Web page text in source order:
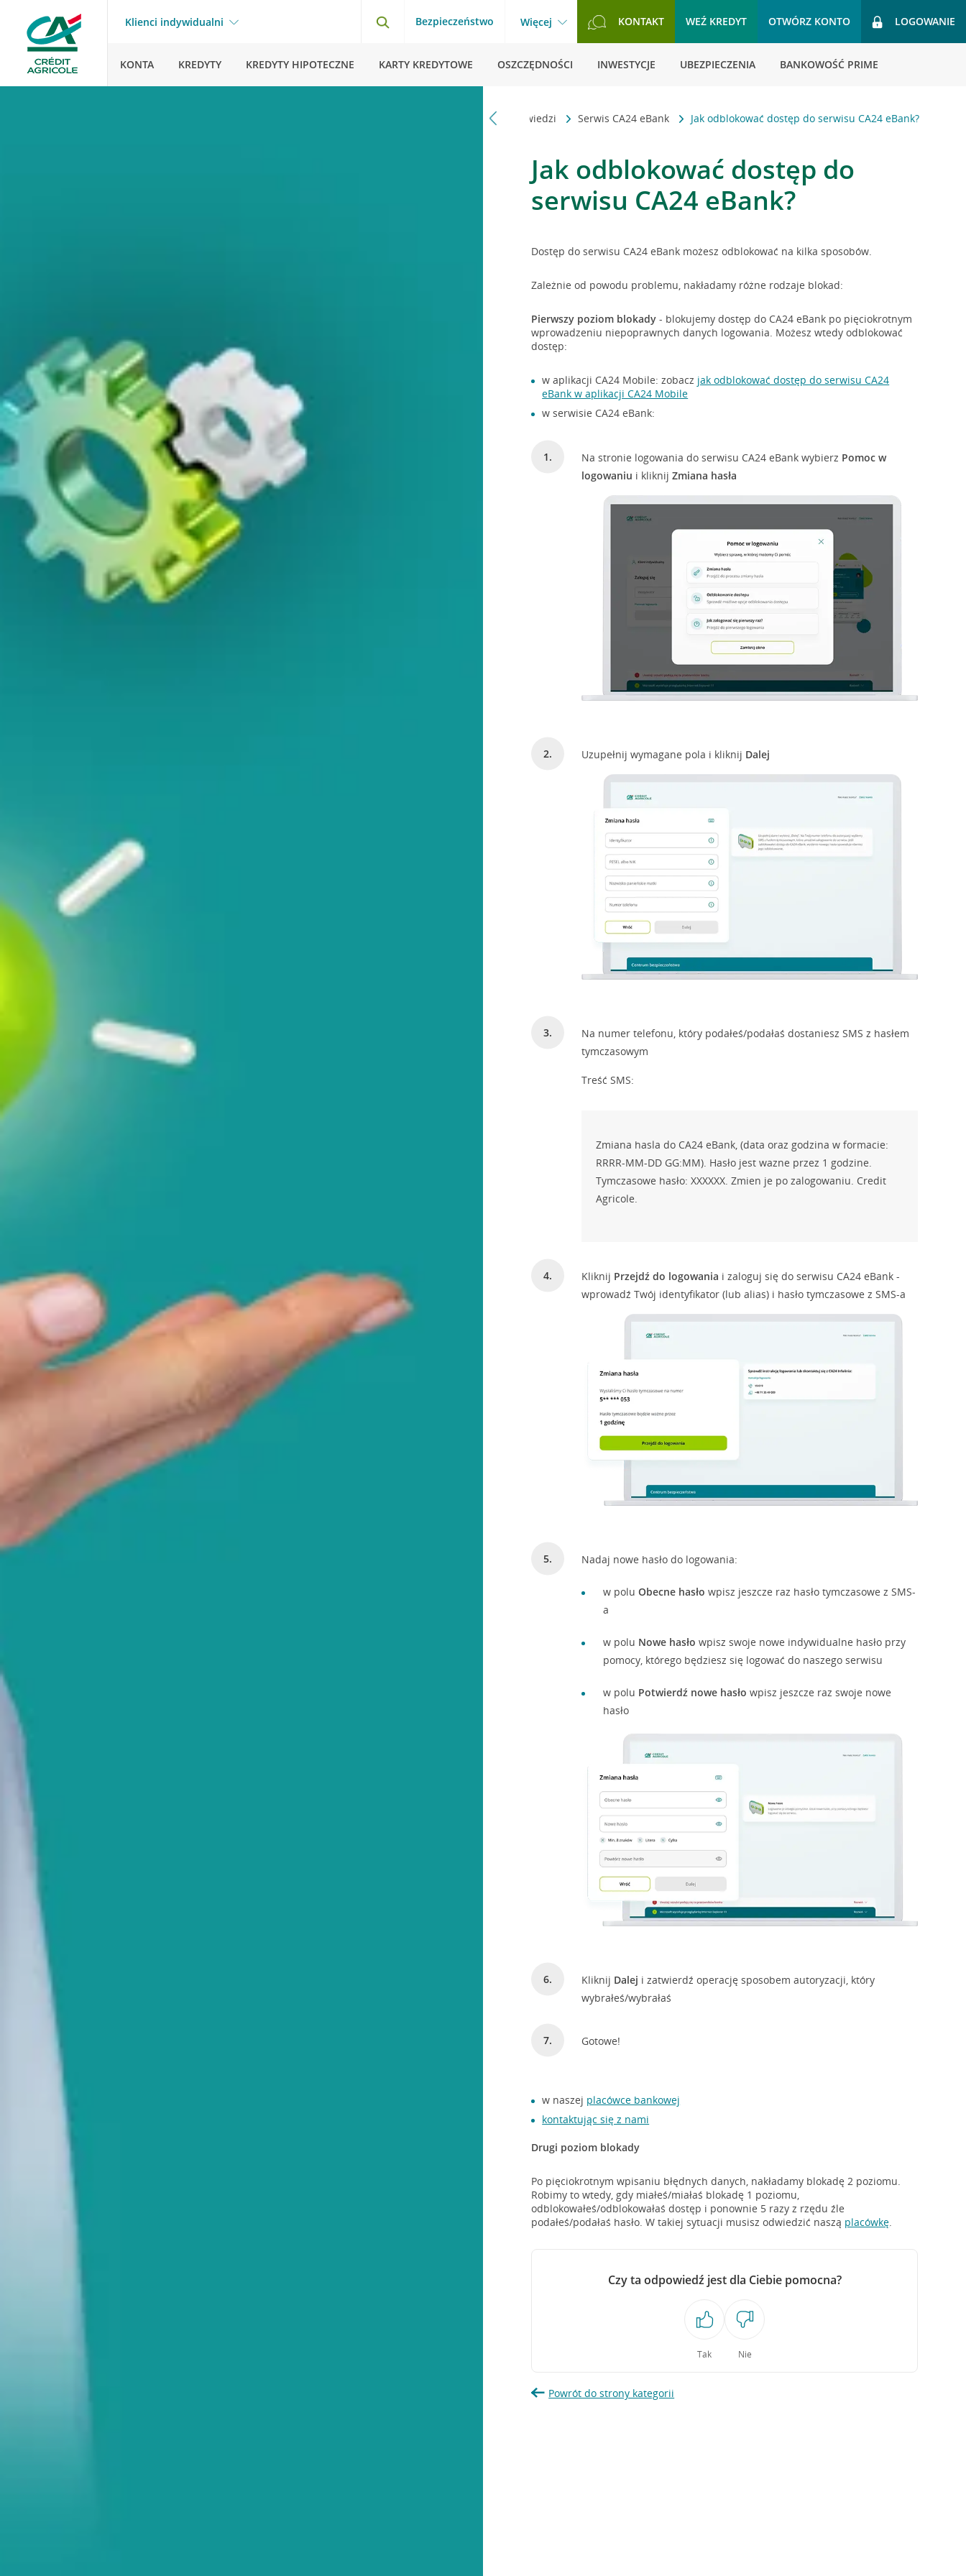
Klienci indywidualni Bezpieczeństwo Więcej KONTAKT WEŹ KREDYT OTWÓRZ KONTO LOGOWANIE
KONTA KREDYTY KREDYTY HIPOTECZNE KARTY KREDYTOWE OSZCZĘDNOŚCI INWESTYCJE UBEZPIECZENIA BANKOWOŚĆ PRIME
Pytania i odpowiedzi Serwis CA24 eBank Jak odblokować dostęp do serwisu CA24 eBank?
Jak odblokować dostęp do
serwisu CA24 eBank?
Dostęp do serwisu CA24 eBank możesz odblokować na kilka sposobów.
Zależnie od powodu problemu, nakładamy różne rodzaje blokad:
Pierwszy poziom blokady - blokujemy dostęp do CA24 eBank po pięciokrotnym
wprowadzeniu niepoprawnych danych logowania. Możesz wtedy odblokować
dostęp:
w aplikacji CA24 Mobile: zobacz jak odblokować dostęp do serwisu CA24
eBank w aplikacji CA24 Mobile
w serwisie CA24 eBank:
Na stronie logowania do serwisu CA24 eBank wybierz Pomoc w
logowaniu i kliknijZmiana hasła
Uzupełnij wymagane pola i kliknij Dalej
Na numer telefonu, który podałeś/podałaś dostaniesz SMS z hasłem
tymczasowym
Treść SMS:
Zmiana hasla do CA24 eBank, (data oraz godzina w formacie:
RRRR-MM-DD GG:MM). Hasło jest wazne przez 1 godzine.
Tymczasowe hasło: XXXXXX. Zmien je po zalogowaniu. Credit
Agricole.
Kliknij Przejdź do logowania i zaloguj się do serwisu CA24 eBank -
wprowadź Twój identyfikator (lub alias) i hasło tymczasowe z SMS-a
Nadaj nowe hasło do logowania:
w poluObecne hasło wpisz jeszcze raz hasło tymczasowe z SMS-
a
w polu Nowe hasło wpisz swoje nowe indywidualne hasło przy
pomocy, którego będziesz się logować do naszego serwisu
w polu Potwierdź nowe hasło wpisz jeszcze raz swoje nowe
hasło
Kliknij Dalej i zatwierdź operację sposobem autoryzacji, który
wybrałeś/wybrałaś
Gotowe!
w naszej placówce bankowej
kontaktując się z nami
Drugi poziom blokady
Po pięciokrotnym wpisaniu błędnych danych, nakładamy blokadę 2 poziomu.
Robimy to wtedy, gdy miałeś/miałaś blokadę 1 poziomu,
odblokowałeś/odblokowałaś dostęp i ponownie 5 razy z rzędu źle
podałeś/podałaś hasło. W takiej sytuacji musisz odwiedzić naszą placówkę.
Czy ta odpowiedź jest dla Ciebie pomocna?
Tak Nie
Powrót do strony kategorii